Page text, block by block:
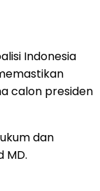
Indonesia
calon presiden